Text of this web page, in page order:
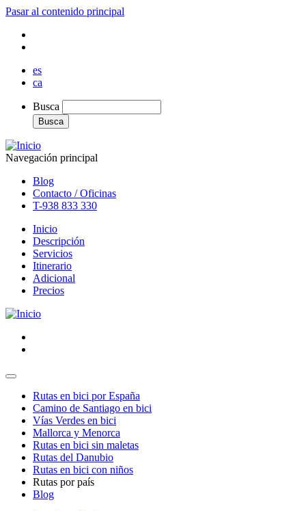
Pasar al contenido principal
es
ca
Busca
Busca
Navegación principal
Blog
Contacto / Oficinas
T-938 833 330
Inicio
Descripción
Servicios
Itinerario
Adicional
Precios
Rutas en bici por España
Camino de Santiago en bici
Vías Verdes en bici
Mallorca y Menorca
Rutas en bici sin maletas
Rutas del Danubio
Rutas en bici con niños
Rutas por país
Blog